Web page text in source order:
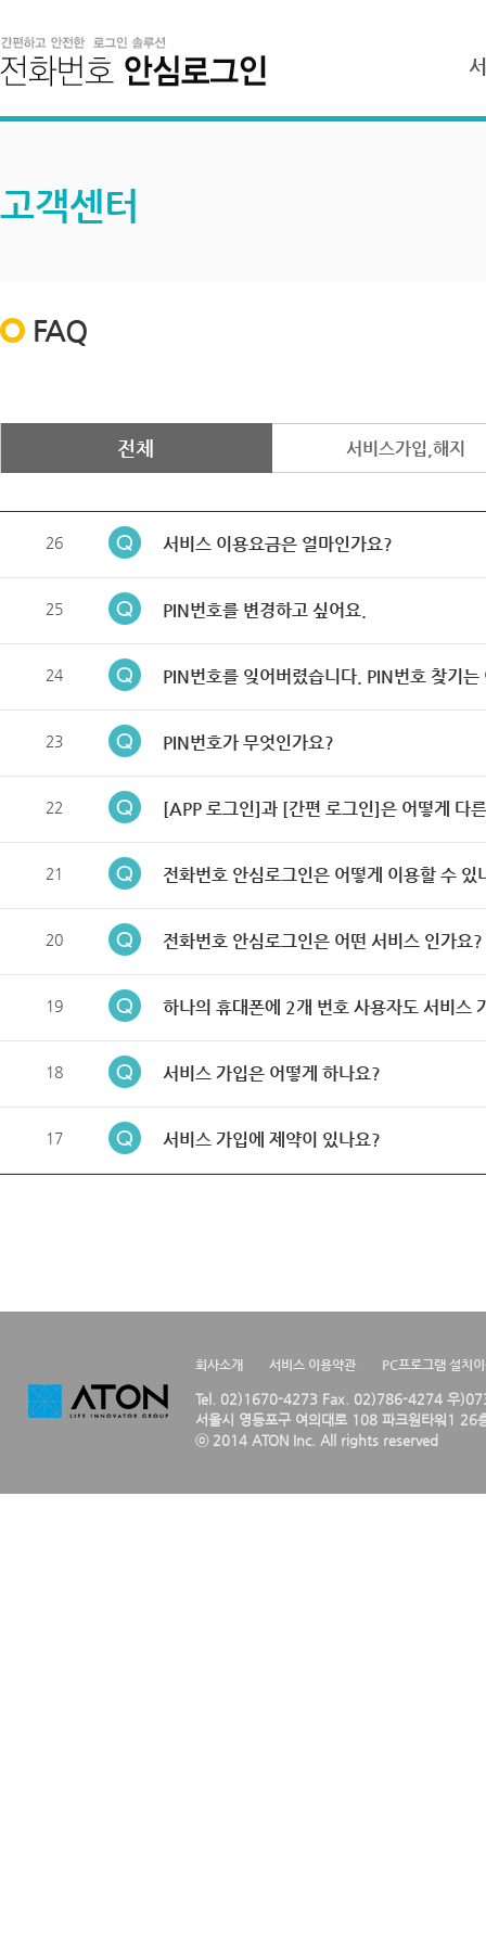
고객센터
FAQ
전체 서비스가입,해지
26 서비스 이용요금은 얼마인가요?
25 PIN번호를 변경하고 싶어요.
24 PIN번호를 잊어버렸습니다. PIN번호 찾기는
23 PIN번호가 무엇인가요?
22 [APP 로그인]과 [간편 로그인]은 어떻게 다
21 전화번호 안심로그인은 어떻게 이용할 수 있
20 전화번호 안심로그인은 어떤 서비스 인가요?
19 하나의 휴대폰에 2개 번호 사용자도 서비스
18 서비스 가입은 어떻게 하나요?
17 서비스 가입에 제약이 있나요?
회사소개 서비스 이용약관 PC프로그램 설치
Tel. 02)1670-4273 Fax. 02)786-4274 우
서울시 영등포구 여의대로 108 파크원타워1 26
ⓒ 2014 ATON Inc. All rights reserved